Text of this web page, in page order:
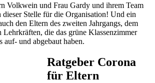
Volkwein und Frau Gardy und ihrem Team
dieser Stelle für die Organisation! Und ein
den Eltern des zweiten Jahrgangs, dem
Lehrkräften, die das grüne Klassenzimmer
auf- und abgebaut haben.
Ratgeber Corona
für Eltern